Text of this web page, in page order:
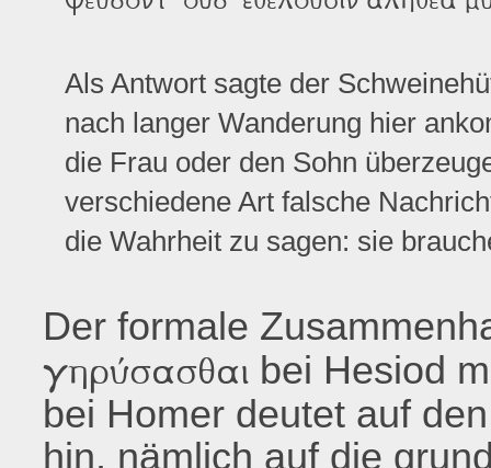
Als Antwort sagte der
nach langer Wanderung hier
die Frau oder den Sohn
verschiedene Art falsche
die Wahrheit zu sagen: sie
Der formale
γηρύσασθαι bei Hesiod
bei Homer deutet auf
hin, nämlich auf die